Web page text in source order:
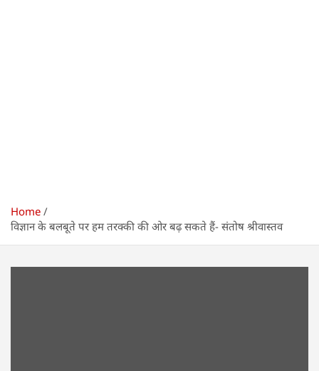
Home
विज्ञान के बलबूते पर हम तरक्की की ओर बढ़ सकते हैं- संतोष श्रीवास्तव